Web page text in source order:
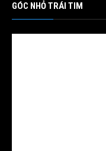
GÓC NHỎ TRÁI TIM